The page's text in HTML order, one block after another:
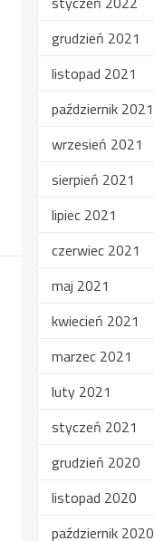
grudzień 2021
listopad 2021
październik 2021
wrzesień 2021
sierpień 2021
lipiec 2021
czerwiec 2021
maj 2021
kwiecień 2021
marzec 2021
luty 2021
styczeń 2021
grudzień 2020
listopad 2020
październik 2020